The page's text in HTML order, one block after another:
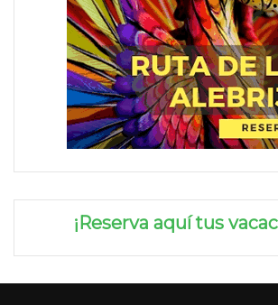
¡Reserva aquí tus